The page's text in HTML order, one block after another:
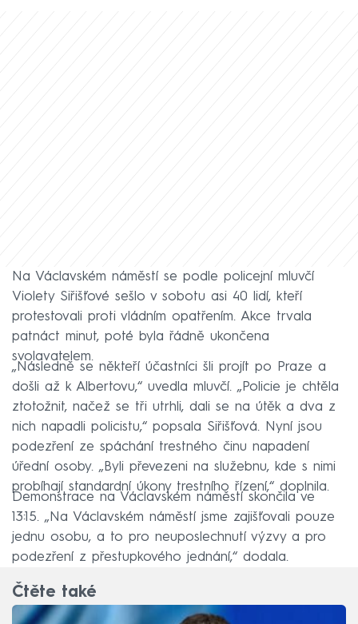
Na Václavském náměstí se podle policejní mluvčí
Violety Siřišťové sešlo v sobotu asi 40 lidí, kteří
protestovali proti vládním opatřením. Akce trvala
patnáct minut, poté byla řádně ukončena
svolavatelem.
„Následně se někteří účastníci šli projít po Praze a
došli až k Albertovu,“ uvedla mluvčí. „Policie je chtěla
ztotožnit, načež se tři utrhli, dali se na útěk a dva z
nich napadli policistu,“ popsala Siřišťová. Nyní jsou
podezření ze spáchání trestného činu napadení
úřední osoby. „Byli převezeni na služebnu, kde s nimi
probíhají standardní úkony trestního řízení,“ doplnila.
Demonstrace na Václavském náměstí skončila ve
13:15. „Na Václavském náměstí jsme zajišťovali pouze
jednu osobu, a to pro neuposlechnutí výzvy a pro
podezření z přestupkového jednání,“ dodala.
Čtěte také